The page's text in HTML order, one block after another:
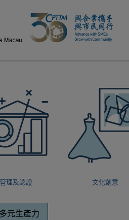
管理及認證 文化創意
多元生產力